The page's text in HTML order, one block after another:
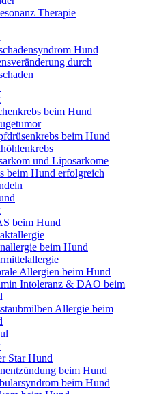
Therapie
Hund
durch
beim Hund
beim Hund
und Liposarkome
beim Hund erfolgreich
beim Hund
beim Hund
Allergien beim Hund
Intoleranz & DAO beim
Allergie beim
Star Hund
beim Hund
beim Hund